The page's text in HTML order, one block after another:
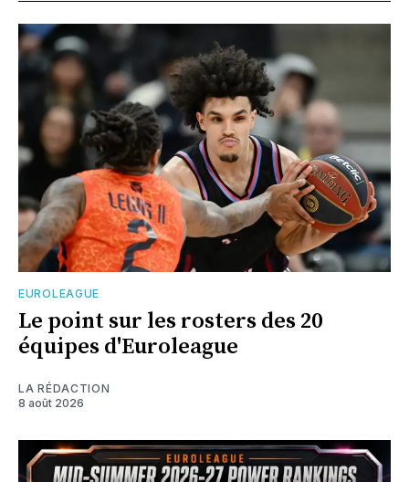
EUROLEAGUE
Le point sur les rosters des 20
équipes d'Euroleague
LA RÉDACTION
8 août 2026